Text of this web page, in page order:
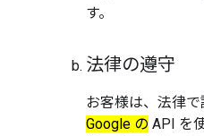
す。
法律の遵守
お客様は、法律で
Google の API を